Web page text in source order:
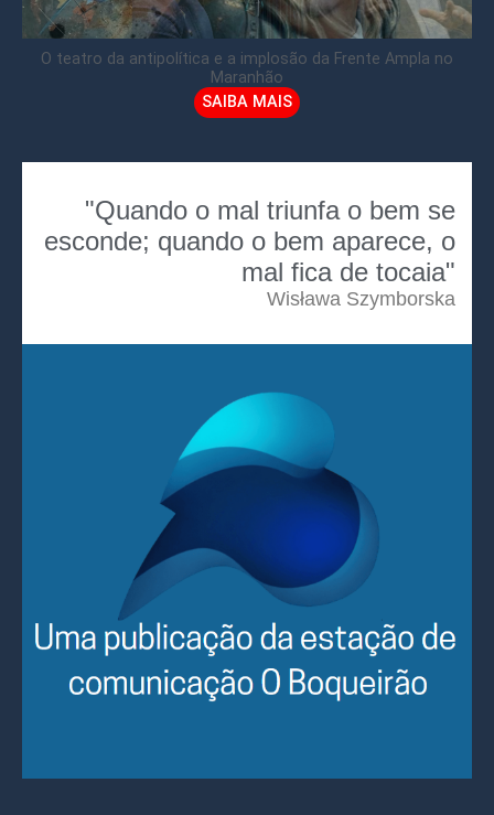
O teatro da antipolítica e a implosão da Frente Ampla no
Maranhão
SAIBA MAIS
"Quando o mal triunfa o bem se
esconde; quando o bem aparece, o
mal fica de tocaia"
Wisława Szymborska